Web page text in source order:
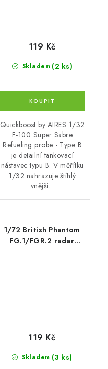
Skladem (2 ks)
119 Kč
Quickboost by AIRES 1/32
F-100 Super Sabre
Refueling probe - Type B
je detailní tankovací
nástavec typu B. V měřítku
1/32 nahrazuje štíhlý
vnější...
1/72 British Phantom
FG.1/FGR.2 radar
Skladem (3 ks)
119 Kč